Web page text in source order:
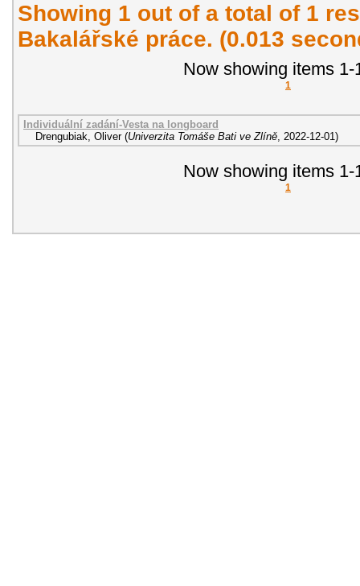
Showing 1 out of a total of 1
Bakalářské práce. (0.013
Now showing items 1-
1
Individuální zadání-Vesta na longboard
Drengubiak, Oliver (Univerzita Tomáše Bati ve Zlíně, 2022-12-01)
Now showing items 1-
1